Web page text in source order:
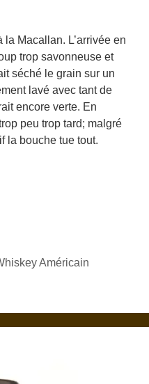
Macallan. L’arrivée en
trop savonneuse et
séché le grain sur un
lavé avec tant de
encore verte. En
peu trop tard; malgré
la bouche tue tout.
Américain